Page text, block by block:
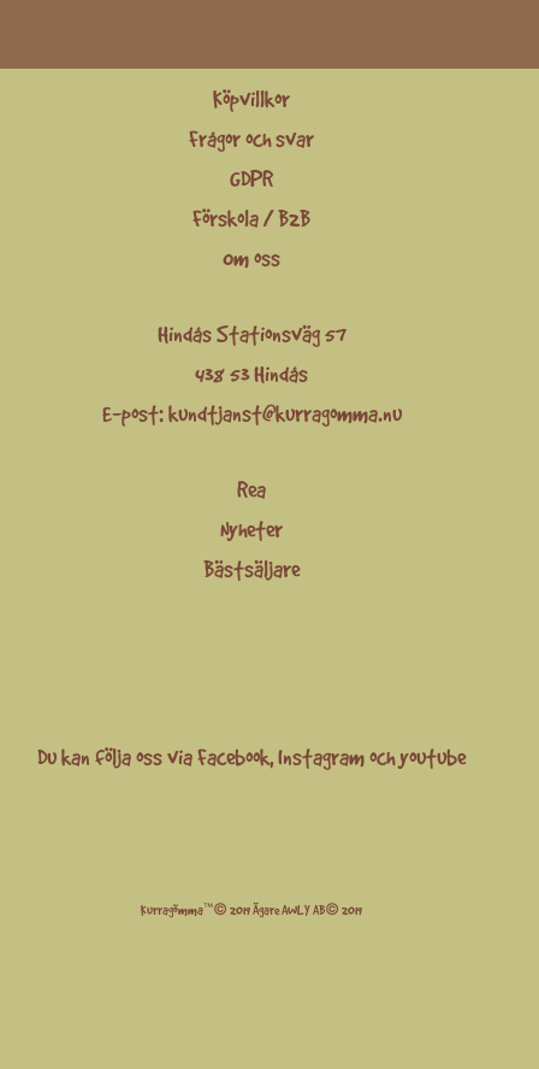
Köpvillkor
Frågor och svar
GDPR
Förskola / B2B
Om oss
Hindås Stationsväg 57
438 53 Hindås
E-post:kundtjanst@kurragomma.nu
Rea
Nyheter
Bästsäljare
Du kan följa oss viaFacebook,Instagramochyoutube
Kurragömma™© 2019 Ägare AWLY AB© 2019